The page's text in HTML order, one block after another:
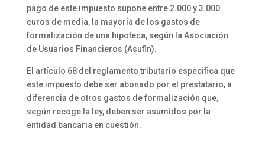
pago de este impuesto supone entre 2.000 y 3.000
euros de media, la mayoría de los gastos de
formalización de una hipoteca, según la Asociación
de Usuarios Financieros (Asufin).
El artículo 68 del reglamento tributario especifica que
este impuesto debe ser abonado por el prestatario, a
diferencia de otros gastos de formalización que,
según recoge la ley, deben ser asumidos por la
entidad bancaria en cuestión.